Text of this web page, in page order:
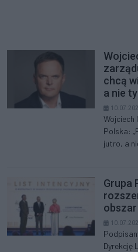
chcą
a nie
Wojciech
Polska:
jutro, a
Grupa
obszar
Dyrekcję